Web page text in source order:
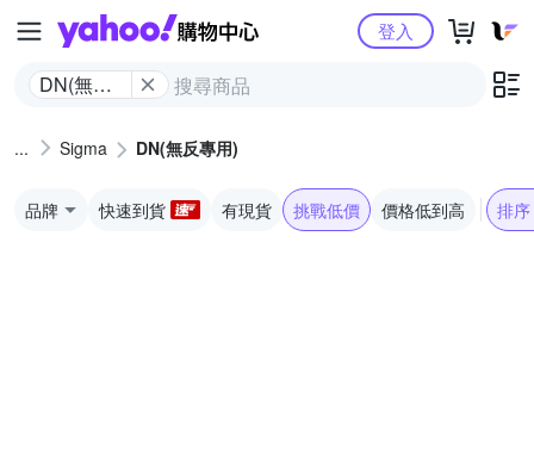
Yahoo購物中心
DN(無反
登入
Sigma DN(無反專用)
品牌 快速到貨 有現貨 挑戰低價 價格低到高 排序